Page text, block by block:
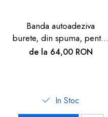
Banda autoadeziva
burete, din spuma, pentru
etansare, 1m,
de la 64,00 RON
In Stoc